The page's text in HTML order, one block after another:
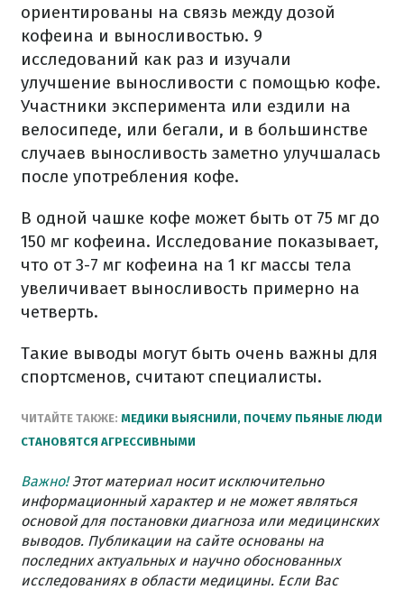
ориентированы на связь между дозой
кофеина и выносливостью. 9
исследований как раз и изучали
улучшение выносливости с помощью кофе.
Участники эксперимента или ездили на
велосипеде, или бегали, и в большинстве
случаев выносливость заметно улучшалась
после употребления кофе.
В одной чашке кофе может быть от 75 мг до
150 мг кофеина. Исследование показывает,
что от 3-7 мг кофеина на 1 кг массы тела
увеличивает выносливость примерно на
четверть.
Такие выводы могут быть очень важны для
спортсменов, считают специалисты.
ЧИТАЙТЕ ТАКЖЕ: МЕДИКИ ВЫЯСНИЛИ, ПОЧЕМУ ПЬЯНЫЕ ЛЮДИ
СТАНОВЯТСЯ АГРЕССИВНЫМИ
Важно!Этот материал носит исключительно
информационный характер и не может являться
основой для постановки диагноза или медицинских
выводов. Публикации на сайте основаны на
последних актуальных и научно обоснованных
исследованиях в области медицины. Если Вас